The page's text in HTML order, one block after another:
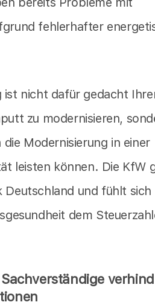
fehlerhafter
ist nicht dafür gedacht
zu modernisieren,
die Modernisierung in einer
leisten können. Die KfW
Deutschland und fühlt sich
dem